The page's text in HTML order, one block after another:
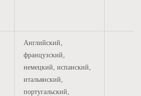
Английский,
французский,
немецкий, испанский,
итальянский,
португальский,